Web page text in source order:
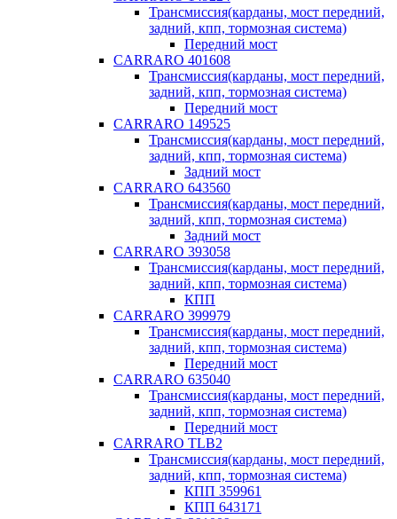
Трансмиссия(карданы, мост передний,
задний, кпп, тормозная система)
Передний мост
CARRARO 401608
Трансмиссия(карданы, мост передний,
задний, кпп, тормозная система)
Передний мост
CARRARO 149525
Трансмиссия(карданы, мост передний,
задний, кпп, тормозная система)
Задний мост
CARRARO 643560
Трансмиссия(карданы, мост передний,
задний, кпп, тормозная система)
Задний мост
CARRARO 393058
Трансмиссия(карданы, мост передний,
задний, кпп, тормозная система)
КПП
CARRARO 399979
Трансмиссия(карданы, мост передний,
задний, кпп, тормозная система)
Передний мост
CARRARO 635040
Трансмиссия(карданы, мост передний,
задний, кпп, тормозная система)
Передний мост
CARRARO TLB2
Трансмиссия(карданы, мост передний,
задний, кпп, тормозная система)
КПП 359961
КПП 643171